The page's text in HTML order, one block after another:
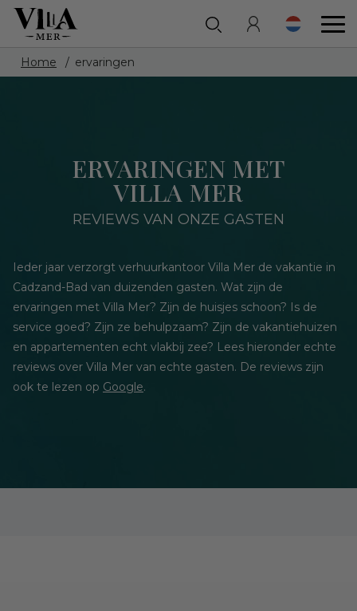
Home ervaringen
ERVARINGEN MET
VILLA MER
REVIEWS VAN ONZE GASTEN
Ieder jaar verzorgt verhuurkantoor Villa Mer de vakantie in
Cadzand-Bad van duizenden gasten. Wat zijn de
ervaringen met Villa Mer? Zijn de huisjes schoon? Is de
service goed? Zijn ze behulpzaam? Zijn de vakantiehuizen
en appartementen echt vlakbij zee? Lees hieronder echte
reviews over Villa Mer van echte gasten. De reviews zijn
ook te lezen op Google.